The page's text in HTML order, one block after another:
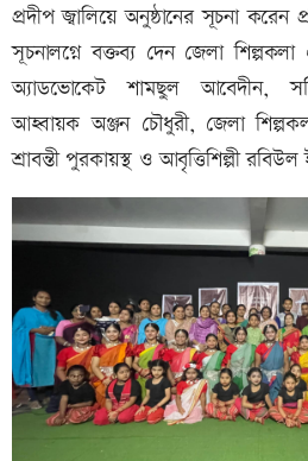
প্রদীপ জ্বালিয়ে অনুষ্ঠানের সূচনা করেন
সূচনালগ্নে বক্তব্য দেন জেলা
অ্যাডভোকেট শামছুল আবেদীন,
আহ্বায়ক অঞ্জন চৌধুরী, জেলা
শ্রাবন্তী পুরকায়স্থ ও আবৃত্তিশিল্পী